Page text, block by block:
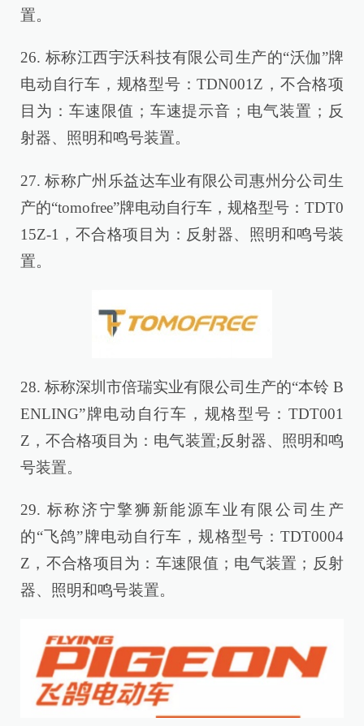
置。
26. 标称江西宇沃科技有限公司生产的“沃伽”牌
电动自行车，规格型号：TDN001Z，不合格项
目为：车速限值；车速提示音；电气装置；反
射器、照明和鸣号装置。
27. 标称广州乐益达车业有限公司惠州分公司生
产的“tomofree”牌电动自行车，规格型号：TDT0
15Z-1，不合格项目为：反射器、照明和鸣号装
置。
28. 标称深圳市倍瑞实业有限公司生产的“本铃 B
ENLING”牌电动自行车，规格型号：TDT001
Z，不合格项目为：电气装置;反射器、照明和鸣
号装置。
29. 标称济宁擎狮新能源车业有限公司生产
的“飞鸽”牌电动自行车，规格型号：TDT0004
Z，不合格项目为：车速限值；电气装置；反射
器、照明和鸣号装置。